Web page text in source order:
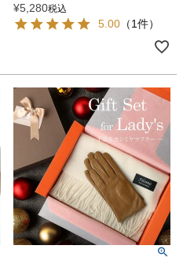
¥5,280税込
5.00 （1件）